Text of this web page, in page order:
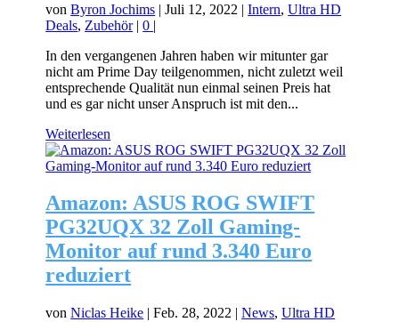
vonByron Jochims |Juli 12, 2022 |Intern,Ultra HD
Deals, Zubehör|0 |
In den vergangenen Jahren haben wir mitunter gar
nicht am Prime Day teilgenommen, nicht zuletzt weil
entsprechende Qualität nun einmal seinen Preis hat
und es gar nicht unser Anspruch ist mit den...
Weiterlesen
Amazon: ASUS ROG SWIFT
PG32UQX 32 Zoll Gaming-
Monitor auf rund 3.340 Euro
reduziert
vonNiclas Heike |Feb. 28, 2022 |News,Ultra HD